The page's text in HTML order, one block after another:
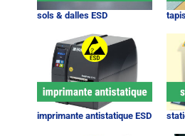
sols & dalles ESD
imprimante antistatique ESD